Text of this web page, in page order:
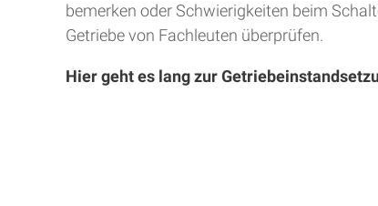
bemerken oder Schwierigkeiten beim
Getriebe von Fachleuten überprüfen.
Hier geht es lang zur